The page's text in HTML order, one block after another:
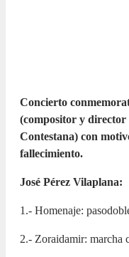
Concierto
(compositor y
Contestana) con
fallecimiento.
José Pérez Vilaplana:
1.- Homenaje:
2.- Zoraidamir: marcha